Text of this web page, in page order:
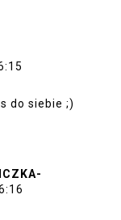
do siebie ;)